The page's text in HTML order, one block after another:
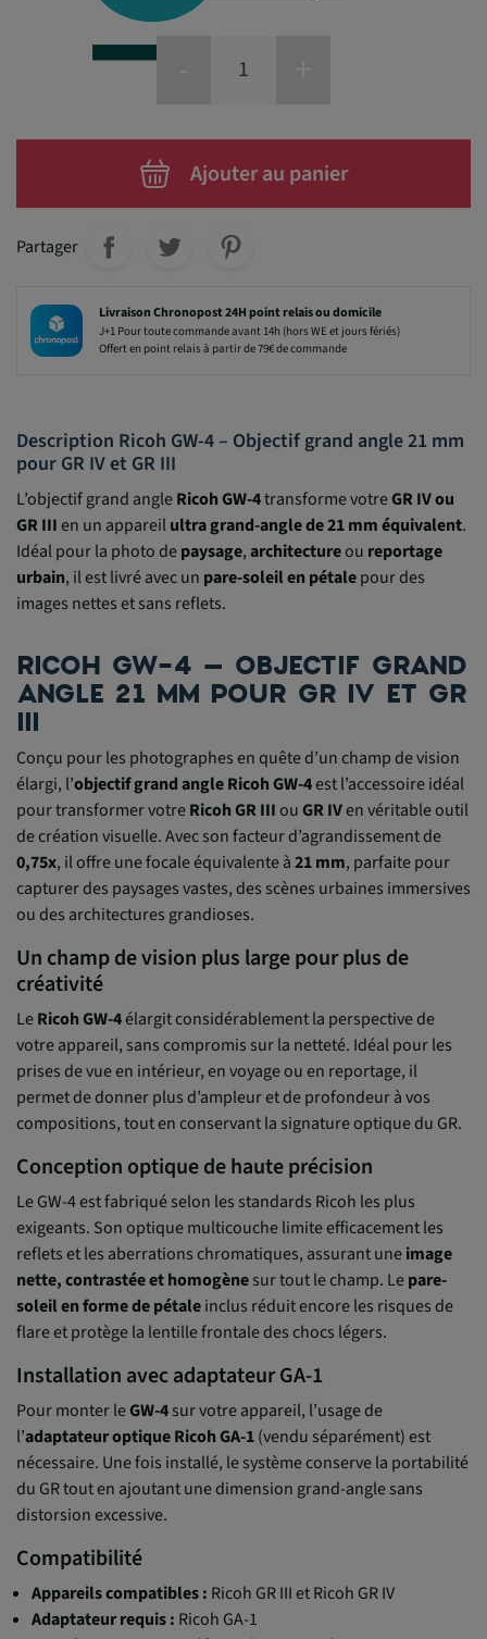
Ajouter au panier
Partager
Livraison Chronopost 24H point relais ou domicile
J+1 Pour toute commande avant 14h (hors WE et jours fériés)
Offert en point relais à partir de 79€ de commande
Description Ricoh GW-4 – Objectif grand angle 21 mm
pour GR IV et GR III
L’objectif grand angleRicoh GW-4transforme votreGR IV ou
GR IIIen un appareilultra grand-angle de 21 mm équivalent.
Idéal pour la photo depaysage,architectureou reportage
urbain, il est livré avec un pare-soleil en pétalepour des
images nettes et sans reflets.
RICOH GW-4 – OBJECTIF GRAND
ANGLE 21 MM POUR GR IV ET GR
III
Conçu pour les photographes en quête d’un champ de vision
élargi, l’objectif grand angle Ricoh GW-4est l’accessoire idéal
pour transformer votreRicoh GR IIIouGR IVen véritable outil
de création visuelle. Avec son facteur d’agrandissement de
0,75x, il offre une focale équivalente à21 mm, parfaite pour
capturer des paysages vastes, des scènes urbaines immersives
ou des architectures grandioses.
Un champ de vision plus large pour plus de
créativité
LeRicoh GW-4élargit considérablement la perspective de
votre appareil, sans compromis sur la netteté. Idéal pour les
prises de vue en intérieur, en voyage ou en reportage, il
permet de donner plus d’ampleur et de profondeur à vos
compositions, tout en conservant la signature optique du GR.
Conception optique de haute précision
Le GW-4 est fabriqué selon les standards Ricoh les plus
exigeants. Son optique multicouche limite efficacement les
reflets et les aberrations chromatiques, assurant uneimage
nette, contrastée et homogènesur tout le champ. Lepare-
soleil en forme de pétaleinclus réduit encore les risques de
flare et protège la lentille frontale des chocs légers.
Installation avec adaptateur GA-1
Pour monter leGW-4sur votre appareil, l’usage de
l’adaptateur optique Ricoh GA-1(vendu séparément) est
nécessaire. Une fois installé, le système conserve la portabilité
du GR tout en ajoutant une dimension grand-angle sans
distorsion excessive.
Compatibilité
Appareils compatibles : Ricoh GR III et Ricoh GR IV
Adaptateur requis : Ricoh GA-1